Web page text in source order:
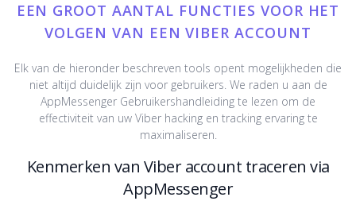
EEN GROOT AANTAL FUNCTIES VOOR HET
VOLGEN VAN EEN VIBER ACCOUNT
Elk van de hieronder beschreven tools opent mogelijkheden die
niet altijd duidelijk zijn voor gebruikers. We raden u aan de
AppMessenger Gebruikershandleiding te lezen om de
effectiviteit van uw Viber hacking en tracking ervaring te
maximaliseren.
Kenmerken van Viber account traceren via
AppMessenger